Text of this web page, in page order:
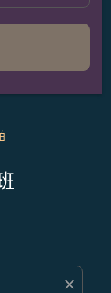
close
件。